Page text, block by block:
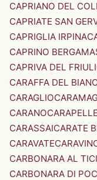
CAPRIANO DEL
CAPRIATE SAN
CAPRIGLIA IRPINA
CAPRINO
CAPRIVA DEL FRIULI
CARAFFA DEL
CARAGLIO
CARANOCARAPELLE
CARASSAICARATE
CARAVATE
CARBONARA AL
CARBONARA DI PO